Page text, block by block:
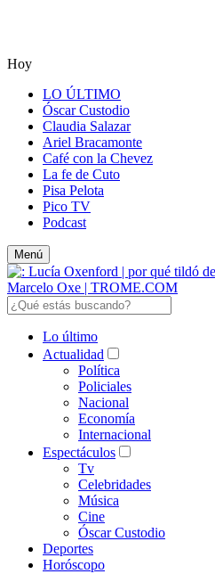
Hoy
LO ÚLTIMO
Óscar Custodio
Claudia Salazar
Ariel Bracamonte
Café con la Chevez
La fe de Cuto
Pisa Pelota
Pico TV
Podcast
Menú
Lo último
Actualidad
Política
Policiales
Nacional
Economía
Internacional
Espectáculos
Tv
Celebridades
Música
Cine
Óscar Custodio
Deportes
Horóscopo